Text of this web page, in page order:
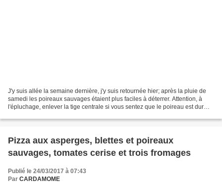
J'y suis allée la semaine dernière, j'y suis retournée hier; après la pluie de
samedi les poireaux sauvages étaient plus faciles à déterrer. Attention, à
l'épluchage, enlever la tige centrale si vous sentez que le poireau est dur
Pizza aux asperges, blettes et poireaux
sauvages, tomates cerise et trois fromages
Publié le 24/03/2017 à 07:43
Par CARDAMOME